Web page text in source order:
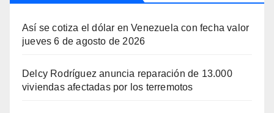
Así se cotiza el dólar en Venezuela con fecha valor
jueves 6 de agosto de 2026
Delcy Rodríguez anuncia reparación de 13.000
viviendas afectadas por los terremotos